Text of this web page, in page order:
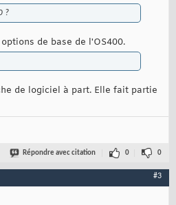
?
de base de l'OS400.
de logiciel à part. Elle fait partie
Répondre avec citation 0 0
#3